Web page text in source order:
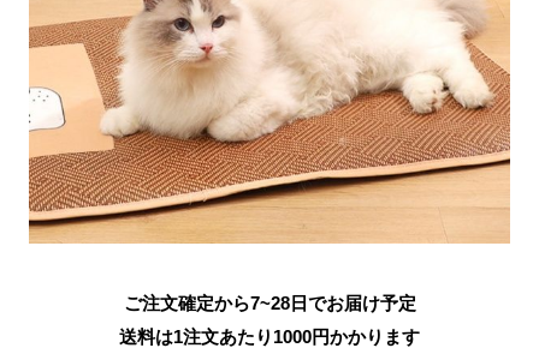
ご注文確定から7~28日でお届け予定
送料は1注文あたり 1000円かかります